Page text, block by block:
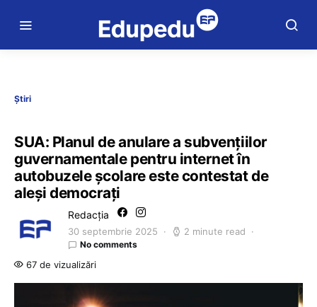
Știri
SUA: Planul de anulare a subvenţiilor
guvernamentale pentru internet în
autobuzele şcolare este contestat de
aleși democrați
Redacția
30 septembrie 2025 2 minute read
No comments
67 de vizualizări